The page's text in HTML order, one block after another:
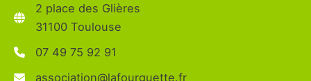
2 place des Glières
31100 Toulouse
07 49 75 92 91
association@lafourguette.fr